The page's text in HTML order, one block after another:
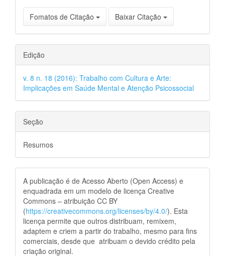
Fomatos de Citação Baixar Citação
Edição
v. 8 n. 18 (2016): Trabalho com Cultura e Arte:
Implicações em Saúde Mental e Atenção Psicossocial
Seção
Resumos
A publicação é de Acesso Aberto (Open Access) e
enquadrada em um modelo de licença Creative
Commons – atribuição CC BY
(https://creativecommons.org/licenses/by/4.0/). Esta
licença permite que outros distribuam, remixem,
adaptem e criem a partir do trabalho, mesmo para fins
comerciais, desde que atribuam o devido crédito pela
criação original.